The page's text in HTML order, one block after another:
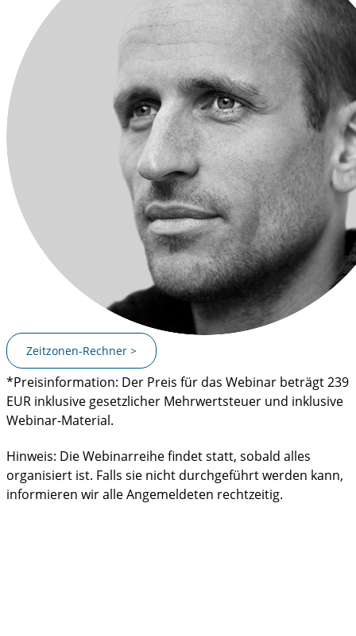
Zeitzonen-Rechner >
*Preisinformation: Der Preis für das Webinar beträgt 239
EUR inklusive gesetzlicher Mehrwertsteuer und inklusive
Webinar-Material.
Hinweis: Die Webinarreihe findet statt, sobald alles
organisiert ist. Falls sie nicht durchgeführt werden kann,
informieren wir alle Angemeldeten rechtzeitig.